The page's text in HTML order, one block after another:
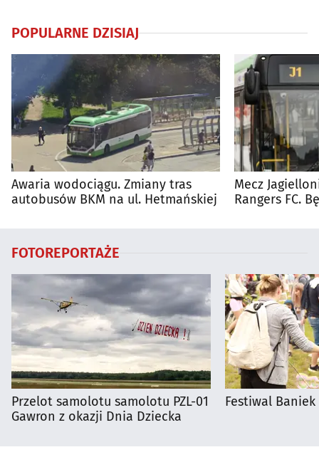
POPULARNE DZISIAJ
Awaria wodociągu. Zmiany tras
autobusów BKM na ul. Hetmańskiej
Mecz
Rangers FC.
FOTOREPORTAŻE
Przelot samolotu samolotu PZL-01
Gawron z okazji Dnia Dziecka
Festiwal